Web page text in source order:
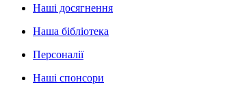
Наші досягнення
Наша бібліотека
Персоналії
Наші спонсори